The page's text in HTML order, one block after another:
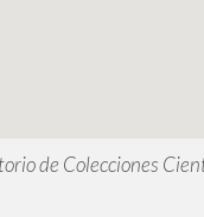
de Colecciones